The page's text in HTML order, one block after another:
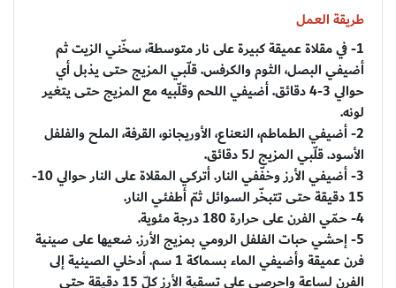
طريقة العمل
1- في مقلاة عميقة كبيرة على نار متوسطة، سخّني الزيت ثم
أضيفي البصل، الثوم والكرفس. قلّبي المزيج حتى يذبل أي
حوالي 3-4 دقائق. أضيفي اللحم وقلّبيه مع المزيج حتى يتغير
لونه.
2- أضيفي الطماطم، النعناع، الأوريجانو، القرفة، الملح والفلفل
الأسود. قلّبي المزيج لـ5 دقائق.
3- أضيفي الأرز وخفّفي النار. أتركي المقلاة على النار حوالي 10-
15 دقيقة حتى تتبخّر السوائل ثمّ أطفئي النار.
4- حمّي الفرن على حرارة 180 درجة مئوية.
5- إحشي حبات الفلفل الرومي بمزيج الأرز. ضعيها على صينية
فرن عميقة وأضيفي الماء بسماكة 1 سم. أدخلي الصينية إلى
الفرن لساعة واحرصي على تسقية الأرز كلّ 15 دقيقة حتى